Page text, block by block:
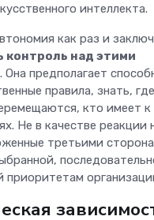
интеллекта.
как раз и
контроль над этими
. Она предполагает
правила, знать,
кто имеет
Не в качестве реакции
третьими